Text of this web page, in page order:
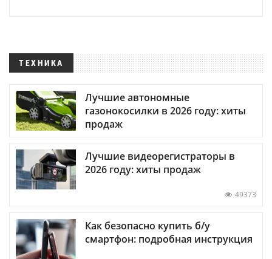
ТЕХНИКА
Лучшие автономные
газонокосилки в 2026 году: хиты
продаж
Лучшие видеорегистраторы в
2026 году: хиты продаж
49373
Как безопасно купить б/у
смартфон: подробная инструкция